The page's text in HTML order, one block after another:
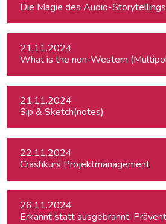
Die Magie des Audio-Storytellings
21.11.2024
21.11.2024
Sip & Sketch(notes)
22.11.2024
Crashkurs Projektmanagement
26.11.2024
Erkannt statt ausgebrannt.